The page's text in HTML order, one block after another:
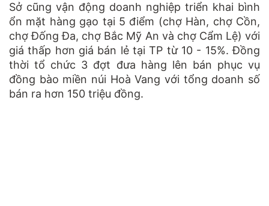
Sở cũng vận động doanh nghiệp triển khai bình
ổn mặt hàng gạo tại 5 điểm (chợ Hàn, chợ Cồn,
chợ Đống Đa, chợ Bắc Mỹ An và chợ Cẩm Lệ) với
giá thấp hơn giá bán lẻ tại TP từ 10 - 15%. Đồng
thời tổ chức 3 đợt đưa hàng lên bán phục vụ
đồng bào miền núi Hoà Vang với tổng doanh số
bán ra hơn 150 triệu đồng.